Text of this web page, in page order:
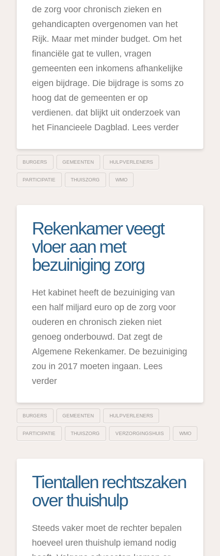
de zorg voor chronisch zieken en
gehandicapten overgenomen van het
Rijk. Maar met minder budget. Om het
financiële gat te vullen, vragen
gemeenten een inkomens afhankelijke
eigen bijdrage. Die bijdrage is soms zo
hoog dat de gemeenten er op
verdienen. dat blijkt uit onderzoek van
het Financieele Dagblad. Lees verder
BURGERS GEMEENTEN HULPVERLENERS
PARTICIPATIE THUISZORG WMO
Rekenkamer veegt
vloer aan met
bezuiniging zorg
Het kabinet heeft de bezuiniging van
een half miljard euro op de zorg voor
ouderen en chronisch zieken niet
genoeg onderbouwd. Dat zegt de
Algemene Rekenkamer. De bezuiniging
zou in 2017 moeten ingaan. Lees
verder
BURGERS GEMEENTEN HULPVERLENERS
PARTICIPATIE THUISZORG VERZORGINGSHUIS WMO
Tientallen rechtszaken
over thuishulp
Steeds vaker moet de rechter bepalen
hoeveel uren thuishulp iemand nodig